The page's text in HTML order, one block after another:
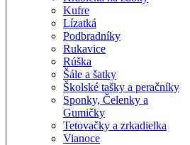
Kufre
Lízatká
Podbradníky
Rukavice
Rúška
Šále a šatky
Školské tašky a peračníky
Sponky, Čelenky a
Gumičky
Tetovačky a zrkadielka
Vianoce